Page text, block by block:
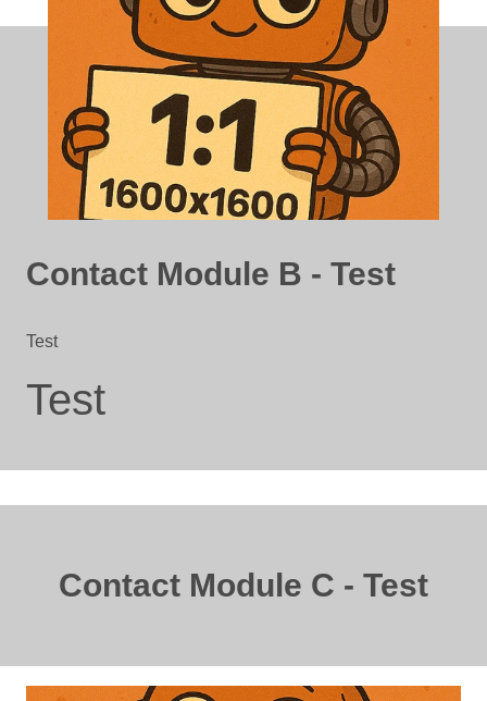
Contact Module B - Test
Test
Test
Contact Module C - Test